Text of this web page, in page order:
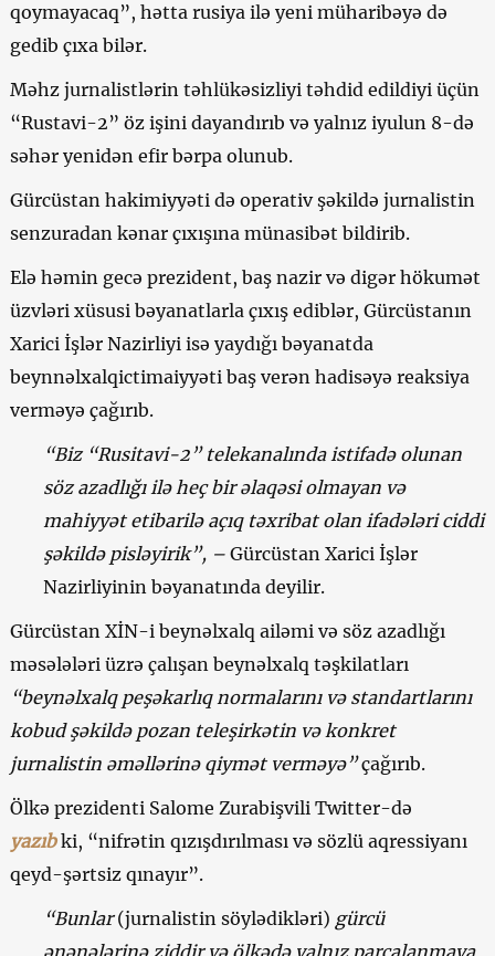
qoymayacaq”, hətta rusiya ilə yeni müharibəyə də
gedib çıxa bilər.
Məhz jurnalistlərin təhlükəsizliyi təhdid edildiyi üçün
“Rustavi-2” öz işini dayandırıb və yalnız iyulun 8-də
səhər yenidən efir bərpa olunub.
Gürcüstan hakimiyyəti də operativ şəkildə jurnalistin
senzuradan kənar çıxışına münasibət bildirib.
Elə həmin gecə prezident, baş nazir və digər hökumət
üzvləri xüsusi bəyanatlarla çıxış ediblər, Gürcüstanın
Xarici İşlər Nazirliyi isə yaydığı bəyanatda
beynnəlxalqictimaiyyəti baş verən hadisəyə reaksiya
verməyə çağırıb.
“Biz “Rusitavi-2” telekanalında istifadə olunan
söz azadlığı ilə heç bir əlaqəsi olmayan və
mahiyyət etibarilə açıq təxribat olan ifadələri ciddi
şəkildə pisləyirik”, – Gürcüstan Xarici İşlər
Nazirliyinin bəyanatında deyilir.
Gürcüstan XİN-i beynəlxalq ailəmi və söz azadlığı
məsələləri üzrə çalışan beynəlxalq təşkilatları
“beynəlxalq peşəkarlıq normalarını və standartlarını
kobud şəkildə pozan teleşirkətin və konkret
jurnalistin əməllərinə qiymət verməyə”çağırıb.
Ölkə prezidenti Salome Zurabişvili Twitter-də
yazıbki, “nifrətin qızışdırılması və sözlü aqressiyanı
qeyd-şərtsiz qınayır”.
“Bunlar(jurnalistin söylədikləri) gürcü